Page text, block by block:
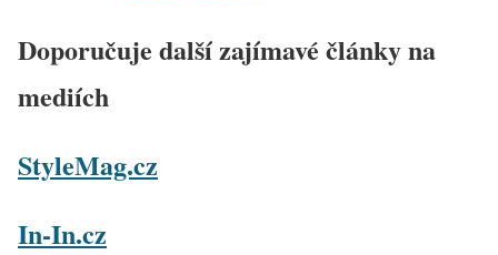
Doporučuje další zajímavé články na
mediích
StyleMag.cz
In-In.cz